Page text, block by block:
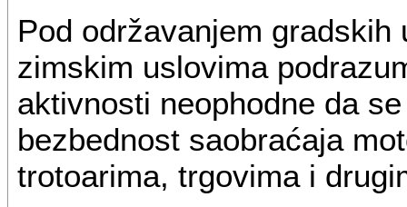
Pod održavanjem
zimskim uslovima
aktivnosti neophodne da
bezbednost saobraćaja
trotoarima, trgovima i